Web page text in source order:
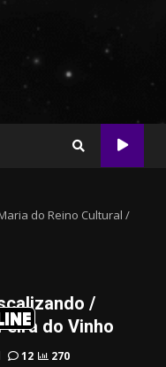
do Reino Cultural /
/
do Vinho
12 270